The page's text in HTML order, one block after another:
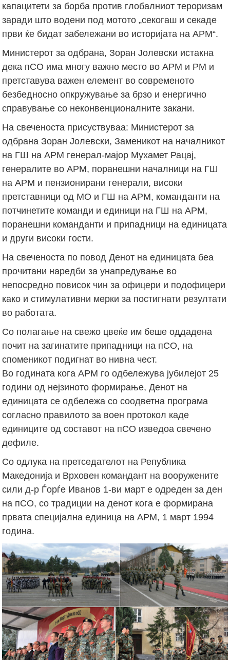
капацитети за борба против глобалниот тероризам
заради што водени под мотото „секогаш и секаде
први ќе бидат забележани во историјата на АРМ“.
Министерот за одбрана, Зоран Јолевски истакна
дека пСО има многу важно место во АРМ и РМ и
претставува важен елемент во современото
безбедносно опкружување за брзо и енергично
справување со неконвенционалните закани.
На свеченоста присуствуваа: Министерот за
одбрана Зоран Јолевски, Заменикот на началникот
на ГШ на АРМ генерал-мајор Мухамет Рацај,
генералите во АРМ, поранешни началници на ГШ
на АРМ и пензионирани генерали, високи
претставници од МО и ГШ на АРМ, команданти на
потчинетите команди и единици на ГШ на АРМ,
поранешни команданти и припадници на единицата
и други високи гости.
На свеченоста по повод Денот на единицата беа
прочитани наредби за унапредување во
непосредно повисок чин за офицери и подофицери
како и стимулативни мерки за постигнати резултати
во работата.
Со полагање на свежо цвеќе им беше оддадена
почит на загинатите припадници на пСО, на
споменикот подигнат во нивна чест.
Во годината кога АРМ го одбележува јубилејот 25
години од нејзиното формирање, Денот на
единицата се одбележа со соодветна програма
согласно правилото за воен протокол каде
единиците од составот на пСО изведоа свечено
дефиле.
Со одлука на претседателот на Република
Македонија и Врховен командант на вооружените
сили д-р Ѓорѓе Иванов 1-ви март е одреден за ден
на пСО, со традиции на денот кога е формирана
првата специјална единица на АРМ, 1 март 1994
година.